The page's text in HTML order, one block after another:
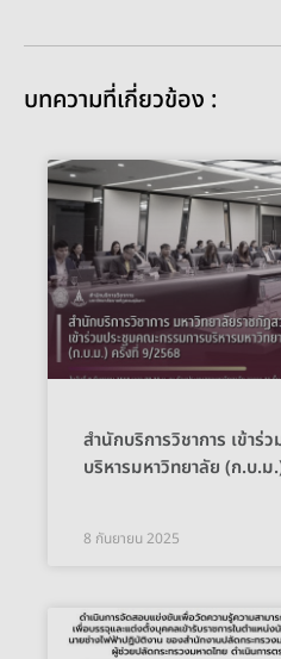
บทความที่เกี่ยวข้อง :
สำนักบริการวิชาการ เข้าร่
บริหารมหาวิทยาลัย (ก.บ.
8 กันยายน 2025